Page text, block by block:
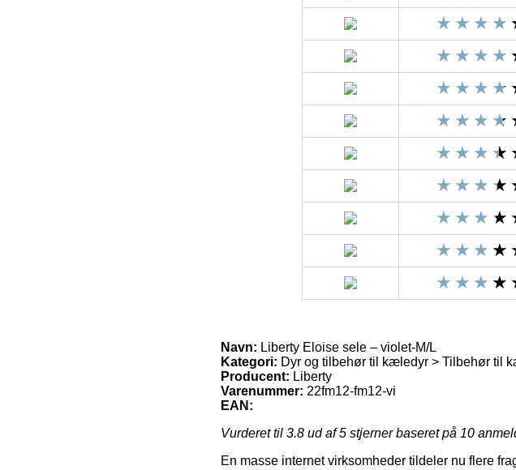
Navn: Liberty Eloise sele – violet-M/L
Kategori: Dyr og tilbehør til kæledyr > Tilbehør til
Producent: Liberty
Varenummer: 22fm12-fm12-vi
EAN:
Vurderet til 3.8 ud af 5 stjerner baseret på 10
En masse internet virksomheder tildeler nu flere